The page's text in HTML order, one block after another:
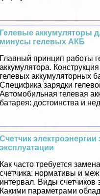
Гелевые аккумуляторы
минусы гелевых АКБ
Главный принцип работы
аккумулятора.
гелевых аккумуляторных
Специфика зарядки
Автомобильная гелевая
батарея: достоинства и
Счетчик электроэнергии
эксплуатации
Как часто требуется
счетчика: нормативы и
интервал. Виды счетчиков
Какими параметрами